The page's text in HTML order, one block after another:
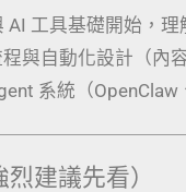
AI 工具基礎開始，
程與自動化設計（內
系統（
建議先看）